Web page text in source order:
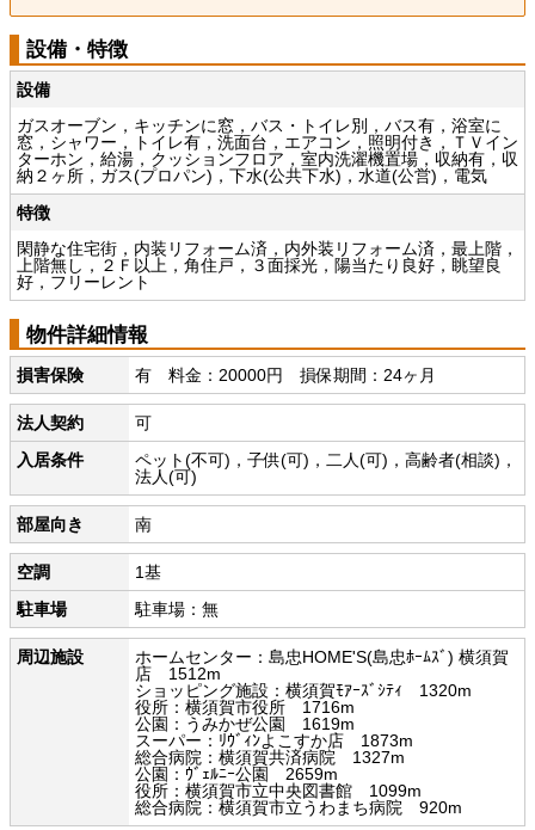
設備・特徴
設備
ガスオーブン，キッチンに窓，バス・トイレ別，バス有，浴室に
窓，シャワー，トイレ有，洗面台，エアコン，照明付き，ＴＶイン
ターホン，給湯，クッションフロア，室内洗濯機置場，収納有，収
納２ヶ所，ガス(プロパン)，下水(公共下水)，水道(公営)，電気
特徴
閑静な住宅街，内装リフォーム済，内外装リフォーム済，最上階，
上階無し，２Ｆ以上，角住戸，３面採光，陽当たり良好，眺望良
好，フリーレント
物件詳細情報
損害保険 有 料金：20000円 損保期間：24ヶ月
法人契約
可
入居条件
ペット(不可)，子供(可)，二人(可)，高齢者(相談)，
法人(可)
部屋向き 南
空調
1基
駐車場
駐車場：無
周辺施設
ホームセンター：島忠HOME'S(島忠ﾎｰﾑｽﾞ) 横須賀
店 1512m
ショッピング施設：横須賀ﾓｱｰｽﾞｼﾃｨ 1320m
役所：横須賀市役所 1716m
公園：うみかぜ公園 1619m
スーパー：ﾘｳﾞｨﾝよこすか店 1873m
総合病院：横須賀共済病院 1327m
公園：ｳﾞｪﾙﾆｰ公園 2659m
役所：横須賀市立中央図書館 1099m
総合病院：横須賀市立うわまち病院 920m